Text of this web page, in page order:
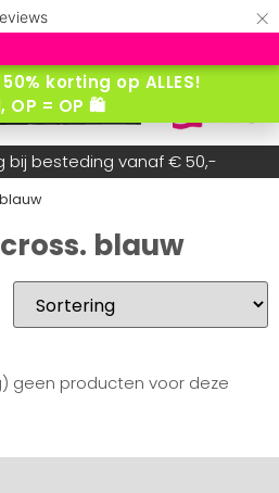
×
met AfterPay
collectie
bij besteding vanaf € 50,-
= dezelfde dag verzonden!
blauw
geen producten voor deze
50% korting op ALLES!
OP = OP 🛍️